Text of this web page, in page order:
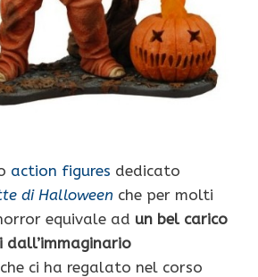
action figures dedicato
di Halloween che per molti
equivale ad un bel carico
che ci ha regalato nel corso